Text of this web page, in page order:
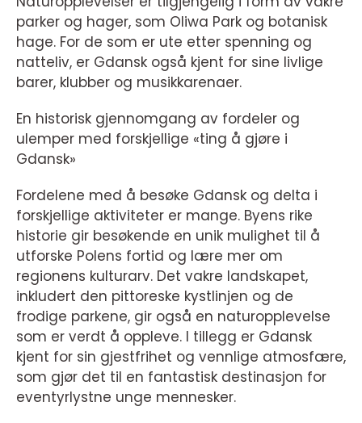
parker og hager, som Oliwa Park og botanisk
hage. For de som er ute etter spenning og
natteliv, er Gdansk også kjent for sine livlige
barer, klubber og musikkarenaer.
En historisk gjennomgang av fordeler og
ulemper med forskjellige «ting å gjøre i
Gdansk»
Fordelene med å besøke Gdansk og delta i
forskjellige aktiviteter er mange. Byens rike
historie gir besøkende en unik mulighet til å
utforske Polens fortid og lære mer om
regionens kulturarv. Det vakre landskapet,
inkludert den pittoreske kystlinjen og de
frodige parkene, gir også en naturopplevelse
som er verdt å oppleve. I tillegg er Gdansk
kjent for sin gjestfrihet og vennlige atmosfære,
som gjør det til en fantastisk destinasjon for
eventyrlystne unge mennesker.